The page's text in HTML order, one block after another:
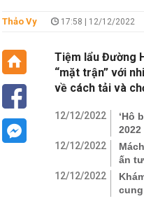
Thảo Vy 17:58 | 12/12/2022
Tiệm lẩu Đường
“mặt trận” với
về cách tải và
12/12/2022
‘Hô
12/12/2022
ấn
12/12/2022